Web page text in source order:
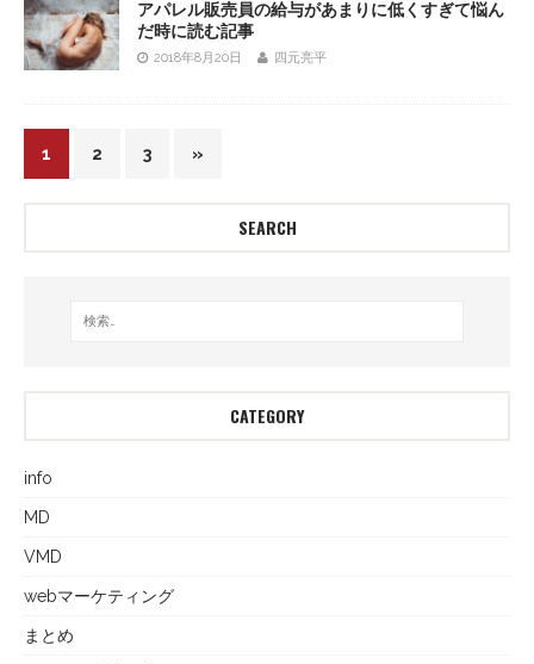
アパレル販売員の給与があまりに低くすぎて悩ん
だ時に読む記事
2018年8月20日 四元亮平
1 2 3 »
SEARCH
CATEGORY
info
MD
VMD
webマーケティング
まとめ